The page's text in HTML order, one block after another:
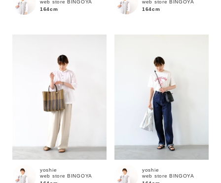
商品タイプ
通常商品 予約商品
セール価格 WEB限定
在庫あり 在庫なし含む
web store BINGOYA
164cm
web store BINGOYA
164cm
yoshie
web store BINGOYA
yoshie
web store BINGOYA